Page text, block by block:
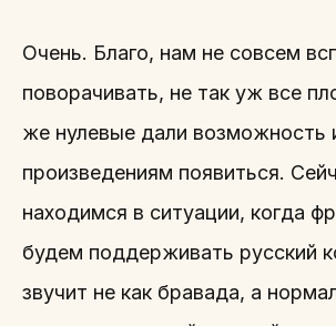
Очень. Благо, нам не совсем
поворачивать, не так уж все
же нулевые дали возможность
произведениям появиться.
находимся в ситуации, когда
будем поддерживать русский
звучит не как бравада, а